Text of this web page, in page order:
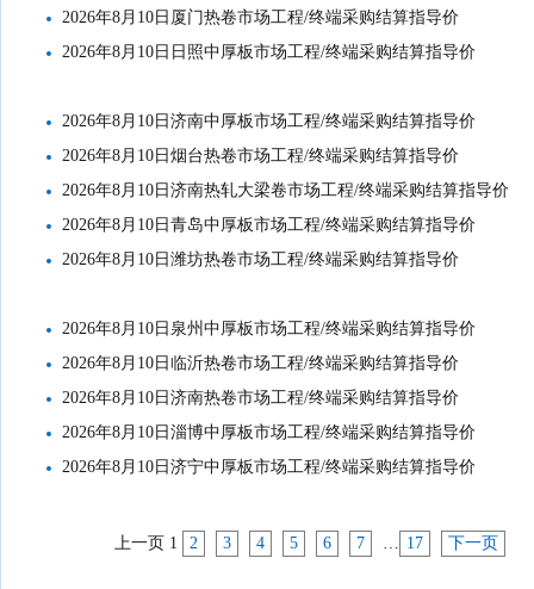
2026年8月10日厦门热卷市场工程/终端采购结算指导价
2026年8月10日日照中厚板市场工程/终端采购结算指导价
2026年8月10日济南中厚板市场工程/终端采购结算指导价
2026年8月10日烟台热卷市场工程/终端采购结算指导价
2026年8月10日济南热轧大梁卷市场工程/终端采购结算指导价
2026年8月10日青岛中厚板市场工程/终端采购结算指导价
2026年8月10日潍坊热卷市场工程/终端采购结算指导价
2026年8月10日泉州中厚板市场工程/终端采购结算指导价
2026年8月10日临沂热卷市场工程/终端采购结算指导价
2026年8月10日济南热卷市场工程/终端采购结算指导价
2026年8月10日淄博中厚板市场工程/终端采购结算指导价
2026年8月10日济宁中厚板市场工程/终端采购结算指导价
上一页 1 2 3 4 5 6 7 … 17 下一页